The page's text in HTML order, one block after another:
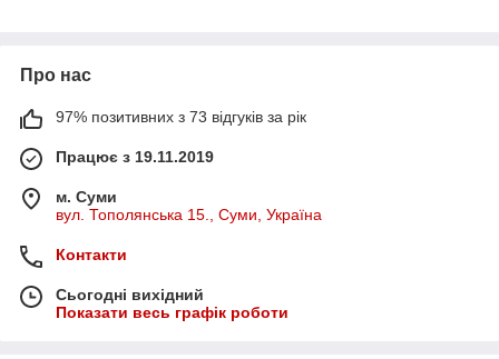
Про нас
97% позитивних з 73 відгуків за рік
Працює з 19.11.2019
м. Суми
вул. Тополянська 15., Суми, Україна
Контакти
Сьогодні вихідний
Показати весь графік роботи